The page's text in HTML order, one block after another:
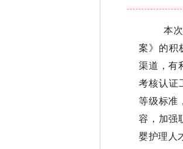
本
案》的积
渠道，有
考核认证
等级标准
容，加强
婴护理人